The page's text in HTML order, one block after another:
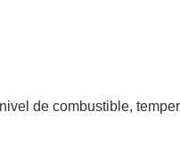
de combustible,